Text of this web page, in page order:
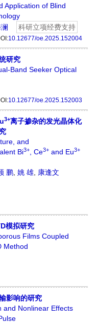
Application of Blind
科研立项经费支持
10.12677/oe.2025.152004
研究
Band Seeker Optical
10.12677/oe.2025.152003
3+离子掺杂的发光晶体化
and
Bi3+ , Ce3+ and Eu3+
鹏 姚 雄
康逢文
模拟研究
Films Coupled
Method
影响的研究
and Nonlinear Effects